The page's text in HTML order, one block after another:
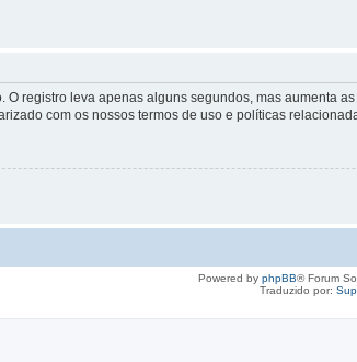
O registro leva apenas alguns segundos, mas aumenta
com os nossos termos de uso e políticas
Powered by phpBB® Forum
Traduzido por: